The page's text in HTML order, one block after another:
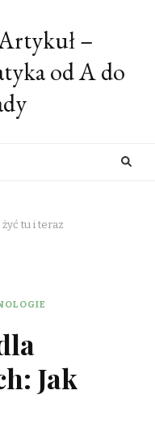
–
od A do
tu i teraz
Jak